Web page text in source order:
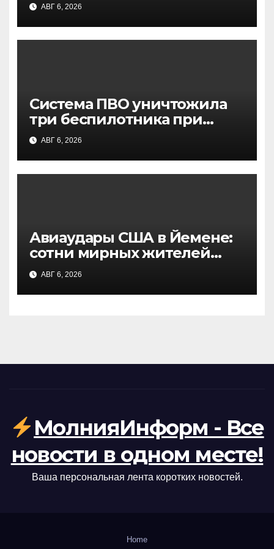
движение остановлено
АВГ 6, 2026
Система ПВО уничтожила
три беспилотника при
попытке атаки на Москву —
заявление Собянина
АВГ 6, 2026
Авиаудары США в Йемене:
сотни мирных жителей
стали жертвами, данные
NBC
АВГ 6, 2026
МолнияИнформ - Все
новости в одном месте!
Ваша персональная лента коротких новостей.
Home